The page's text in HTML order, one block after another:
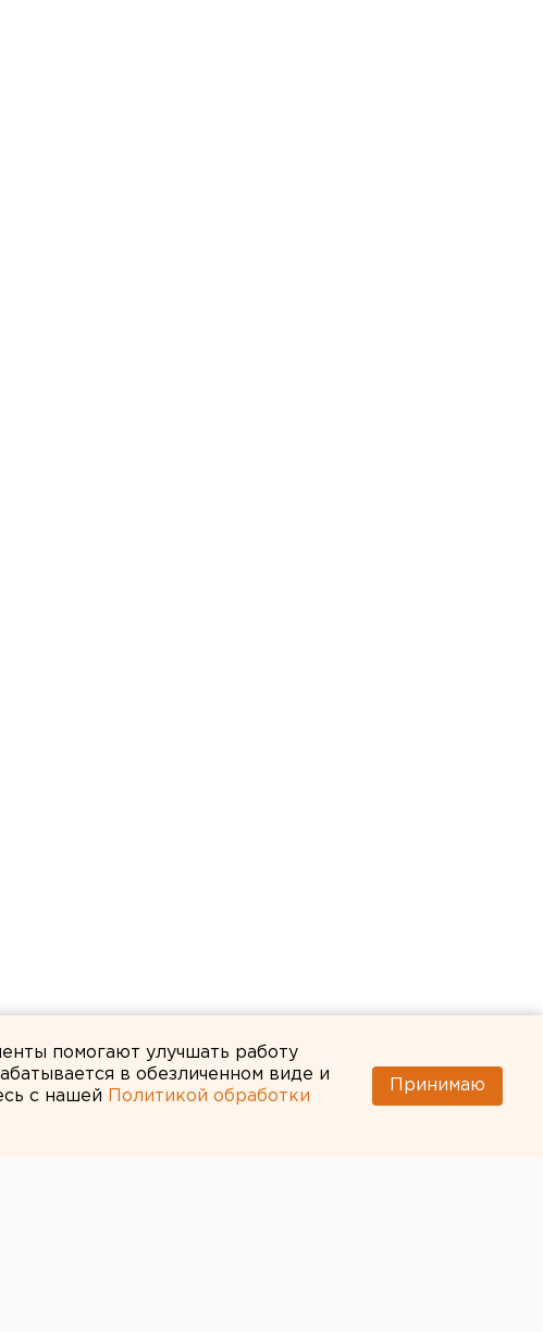
помогают улучшать работу
в обезличенном виде и
с нашей
Политикой обработки
Принимаю